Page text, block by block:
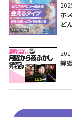
ホ
ど
蜂